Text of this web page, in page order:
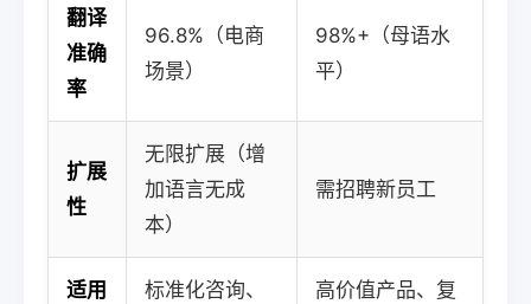
翻译
准确
率
96.8%（电商
场景）
98%+（母语水
平）
扩展
性
无限扩展（增
加语言无成
本）
需招聘新员工
适用
标准化咨询、
高价值产品、复